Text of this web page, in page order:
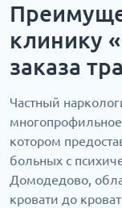
клинику
заказа
Частный
котором
больных с
Домодедово,
кровати до